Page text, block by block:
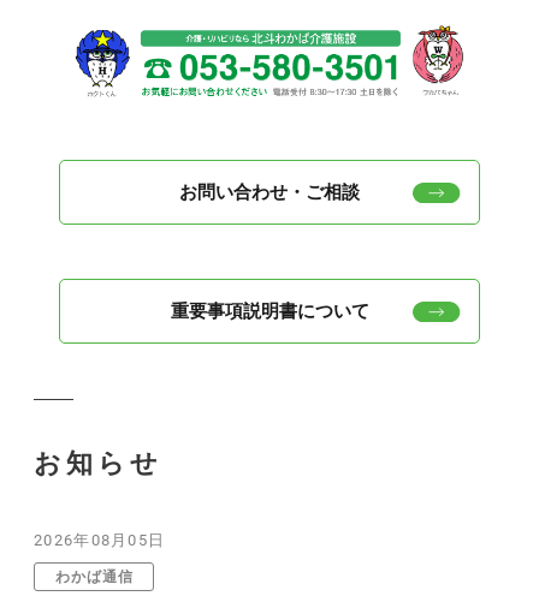
お問い合わせ・ご相談
重要事項説明書について
お知らせ
2026年08月05日
わかば通信